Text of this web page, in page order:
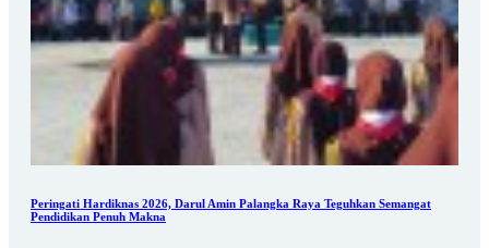
Peringati Hardiknas 2026, Darul Amin Palangka Raya Teguhkan Semangat
Pendidikan Penuh Makna